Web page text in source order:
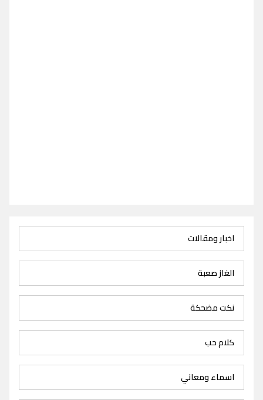
اخبار ومقالات
الغاز صعبة
نكت مضحكة
كلام حب
اسماء ومعاني